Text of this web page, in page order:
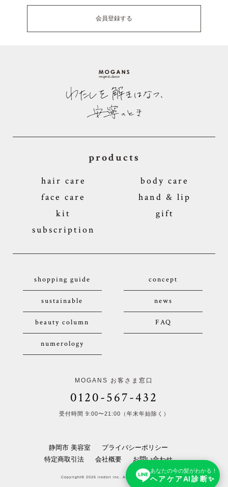
あなたの今の髪がわかる！
ヘアケアAI診断✨
会員登録する
products
hair care
body care
face care
hand & lip
kit
gift
subscription
shopping guide concept
sustainable news
beauty column FAQ
numerology
MOGANS お客さま窓口
0120-567-432
受付時間 9:00〜21:00（年末年始除く）
静岡市 美容室
プライバシーポリシー
特定商取引法
会社概要 お問い合わせ
Copyright© 2026 irodori inc. All Rights Reserved.